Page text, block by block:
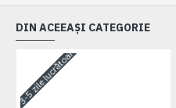
DIN ACEEAȘI CATEGORIE
3-5 zile lucrătoare